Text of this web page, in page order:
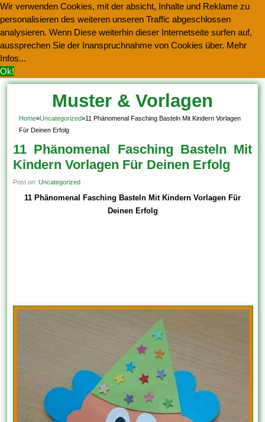
Wir verwenden Cookies, mit der absicht, Inhalte und Reklame zu
personalisieren des weiteren unseren Traffic abgeschlossen
analysieren. Wenn Diese weiterhin dieser Internetseite surfen auf,
aussprechen Sie der Inanspruchnahme von Cookies über. Mehr
Infos...
Ok!
Muster & Vorlagen
Kostenlos Herunterladen
Home»Uncategorized»11 Phänomenal Fasching Basteln Mit Kindern Vorlagen
Für Deinen Erfolg
11 Phänomenal Fasching Basteln Mit
Kindern Vorlagen Für Deinen Erfolg
Post on:Uncategorized
11 Phänomenal Fasching Basteln Mit Kindern Vorlagen Für
Deinen Erfolg